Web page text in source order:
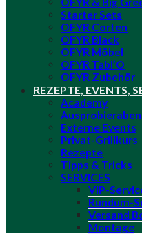
Starter Sets
OFYR Corten
OFYR Black
OFYR Möbel
OFYR Tabl’O
OFYR Zubehör
REZEPTE, EVENTS,
Academy
Externe Events
Privat-Grillkurs
Rezepte
Tipps & Tricks
SERVICES
VIP-
Rundum-
Versand
Montage